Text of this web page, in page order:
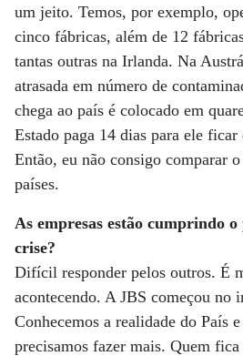
um jeito. Temos, por exemplo,
cinco fábricas, além de 12
tantas outras na Irlanda. Na
atrasada em número de
chega ao país é colocado em
Estado paga 14 dias para ele
Então, eu não consigo comparar
países.
As empresas estão cumprindo o
crise?
Difícil responder pelos outros. É
acontecendo. A JBS começou no
Conhecemos a realidade do País
precisamos fazer mais. Quem fica